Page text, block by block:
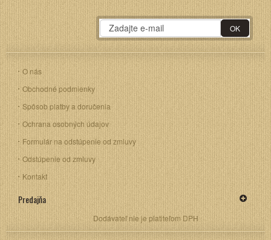
O nás
Obchodné podmienky
Spôsob platby a doručenia
Ochrana osobných údajov
Formulár na odstúpenie od zmluvy
Odstúpenie od zmluvy
Kontakt
Predajňa
Dodávateľ nie je platiteľom DPH